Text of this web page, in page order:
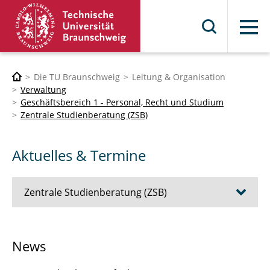
Menü
Die TU Braunschweig
Leitung & Organisation
Verwaltung
Geschäftsbereich 1 - Personal, Recht und Studium
Zentrale Studienberatung (ZSB)
Aktuelles & Termine
Zentrale Studienberatung (ZSB)
News